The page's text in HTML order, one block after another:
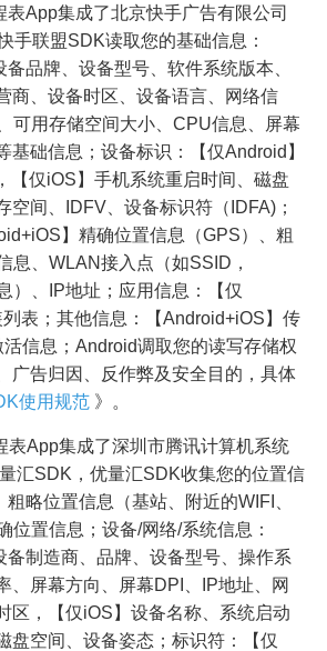
表App集成了北京快手广告有限公司
手联盟SDK读取您的基础信息：
备品牌、设备型号、软件系统版本、
商、设备时区、设备语言、网络信
可用存储空间大小、CPU信息、屏幕
基础信息；设备标识：【仅Android】
【仅iOS】手机系统重启时间、磁盘
空间、IDFV、设备标识符（IDFA)；
】精确位置信息（GPS）、粗
息、WLAN接入点（如SSID，
）、IP地址；应用信息：【仅
表；其他信息：【Android+iOS】传
信息；Android调取您的读写存储权
广告归因、反作弊及安全目的，具体
使用规范 》。
表App集成了深圳市腾讯计算机系统
汇SDK，优量汇SDK收集您的位置信
略位置信息（基站、附近的WIFI、
位置信息；设备/网络/系统信息：
备制造商、品牌、设备型号、操作系
、屏幕方向、屏幕DPI、IP地址、网
区，【仅iOS】设备名称、系统启动
盘空间、设备姿态；标识符：【仅